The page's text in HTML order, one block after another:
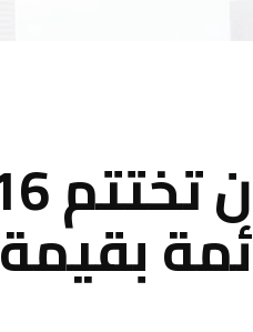
5.5 مليار ريال